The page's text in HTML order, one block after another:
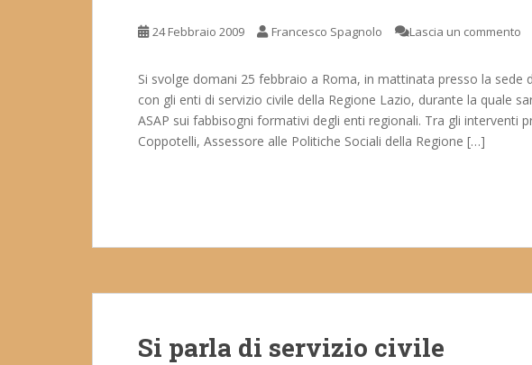
24 Febbraio 2009 Francesco Spagnolo Lascia un commento
Si svolge domani 25 febbraio a Roma, in mattinata presso la sede
con gli enti di servizio civile della Regione Lazio, durante la quale
ASAP sui fabbisogni formativi degli enti regionali. Tra gli interventi
Coppotelli, Assessore alle Politiche Sociali della Regione […]
Si parla di servizio civile